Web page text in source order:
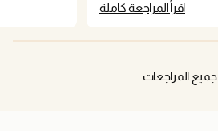
اقرأ المراجعة كاملة
جميع المراجعات